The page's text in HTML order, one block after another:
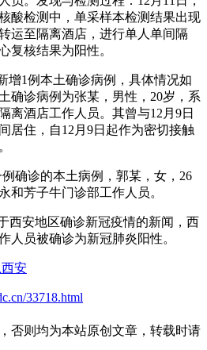
酸检测中，单采样本检测结果出现
运至隔离酒店，进行单人单间隔
复核结果为阳性。
增1例本土确诊病例，具体情况如
确诊病例为张某，男性，20岁，系
离酒店工作人员。其曾与12月9日
居住，自12月9日起作为密切接触
例确诊的本土病例，郭某，女，26
和芳子牛门诊部工作人员。
西安地区确诊新冠疫情的新闻，西
人员被确诊为新冠肺炎阳性。
安
33718.html
否则均为本站原创文章，转载时请